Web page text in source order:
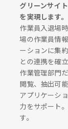
グリーンサイ
を実現します。
作業員入退場
場の作業員情
ーションに集
との連携を確立
作業管理部門
閲覧、抽出可能
アプリケーシ
力をサポート
す。